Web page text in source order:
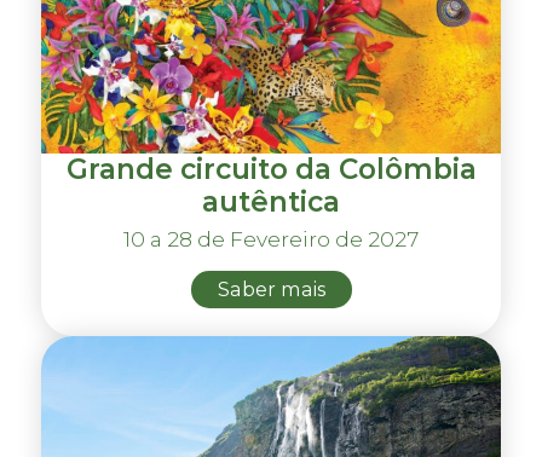
Grande circuito da Colômbia
autêntica
10 a 28 de Fevereiro de 2027
Saber mais